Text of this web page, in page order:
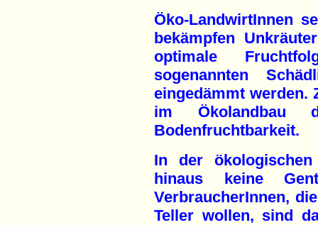
Öko-LandwirtInnen
bekämpfen
optimale
sogenannten
eingedämmt werden.
im Ökolandbau
Bodenfruchtbarkeit.
In der
hinaus keine
VerbraucherInnen,
Teller wollen, sind